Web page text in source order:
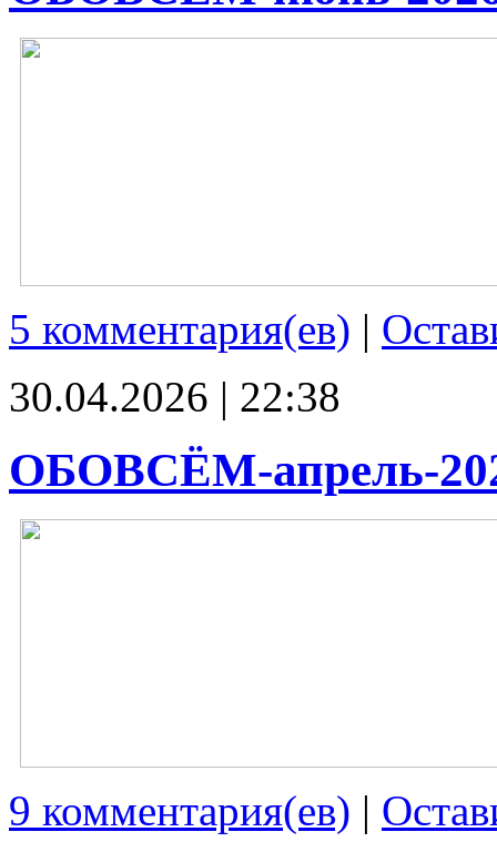
5 комментария(ев) |
30.04.2026 | 22:38
ОБОВСЁМ-апрель-
9 комментария(ев) |